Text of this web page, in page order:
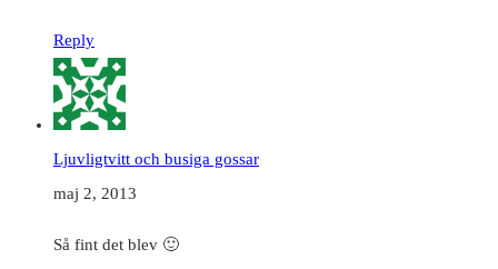
Reply
Ljuvligtvitt och busiga gossar
maj 2, 2013
Så fint det blev 🙂